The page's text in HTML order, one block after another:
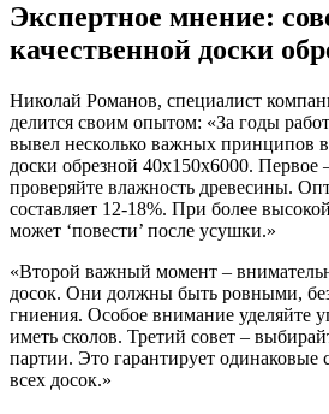
Экспертное мнение:
качественной доски
Николай Романов, специалист
делится своим опытом: «За годы
вывел несколько важных принципов
доски обрезной 40х150х6000. Первое
проверяйте влажность древесины.
составляет 12-18%. При более
может ‘повести’ после усушки.»
«Второй важный момент –
досок. Они должны быть ровными,
гниения. Особое внимание уделяйте
иметь сколов. Третий совет –
партии. Это гарантирует
всех досок.»